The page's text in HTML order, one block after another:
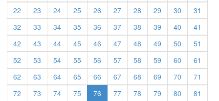
22
23 24 25 26 27 28 29 30
31
32
33 34 35 36 37 38 39 40
41
42
43 44 45 46 47 48 49 50
51
52
53 54 55 56 57 58 59 60
61
62
63 64 65 66 67 68 69 70
71
72
73 74 75 76 77 78 79 80
81